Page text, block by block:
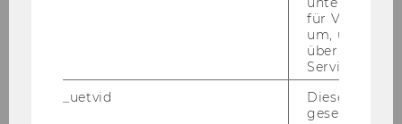
neh­men kurz-​und lang­fris­ti­ge stra­te­gi­sche
Seit Ab­schluss sei­ner Pro­mo­ti­on am IOD ist
Ma­nage­ment an der ESCP Ber­lin tätig.
für Vimeo
um, um
über die
Service zu
_uetvid
Dieses
gesetzt, um